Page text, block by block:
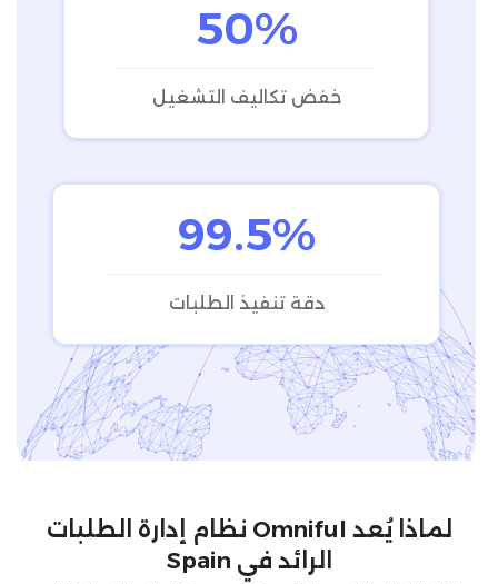
50%
خفض تكاليف التشغيل
99.5%
دقة تنفيذ الطلبات
لماذا يُعد Omniful نظام إدارة الطلبات
الرائد في Spain